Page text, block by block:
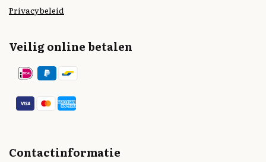
Privacybeleid
Veilig online betalen
Contactinformatie